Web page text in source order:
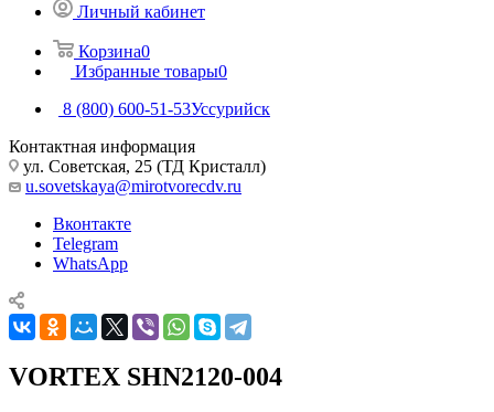
Личный кабинет
Корзина0
Избранные товары0
8 (800) 600-51-53Уссурийск
Контактная информация
ул. Советская, 25 (ТД Кристалл)
u.sovetskaya@mirotvorecdv.ru
Вконтакте
Telegram
WhatsApp
VORTEX SHN2120-004